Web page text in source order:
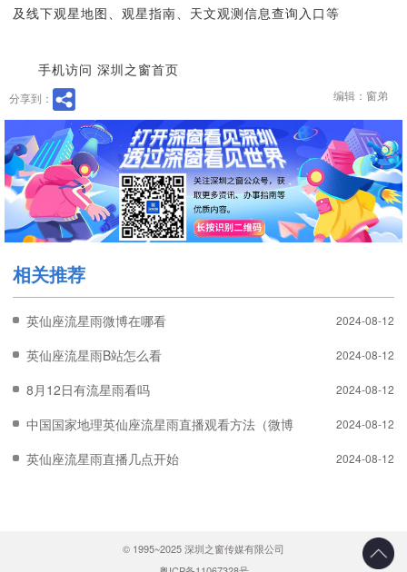
及线下观星地图、观星指南、天文观测信息查询入口等
手机访问 深圳之窗首页
分享到： 编辑：窗弟
相关推荐
英仙座流星雨微博在哪看 2024-08-12
英仙座流星雨B站怎么看 2024-08-12
8月12日有流星雨看吗 2024-08-12
中国国家地理英仙座流星雨直播观看方法（微博+视频号+B站）
2024-08-12
英仙座流星雨直播几点开始 2024-08-12
© 1995~2025 深圳之窗传媒有限公司